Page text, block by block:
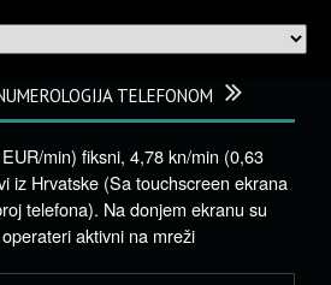
TELEFONOM
min) fiksni, 4,78 kn/min (0,63
iz Hrvatske (Sa touchscreen ekrana
telefona). Na donjem ekranu su
aktivni na mreži